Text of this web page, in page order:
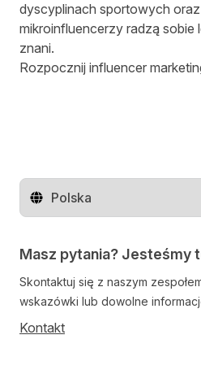
dyscyplinach sportowych
mikroinfluencerzy radzą sobie
znani.
Rozpocznij influencer
Zmień region
Masz pytania? Jesteśmy
Skontaktuj się z naszym
wskazówki lub dowolne
Kontakt